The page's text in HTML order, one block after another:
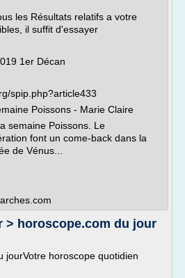
les Résultats relatifs a votre
il suffit d'essayer
1er Décan
spip.php?article433
Poissons - Marie Claire
semaine Poissons. Le
font un come-back dans la
de Vénus...
> horoscope.com du jour
jourVotre horoscope quotidien